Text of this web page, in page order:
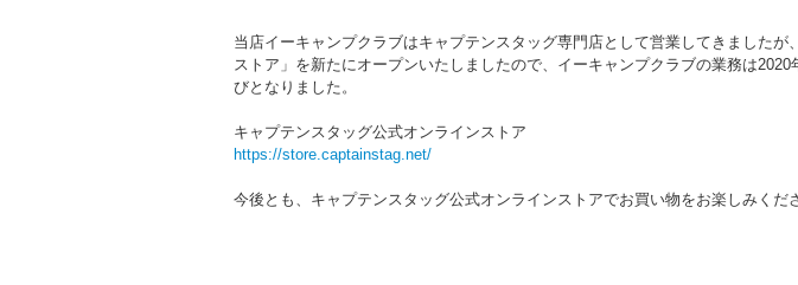
当店イーキャンプクラブはキャプテンスタッグ専門店として営業してきました
ストア」を新たにオープンいたしましたので、イーキャンプクラブの業務は
びとなりました。
キャプテンスタッグ公式オンラインストア
https://store.captainstag.net/
今後とも、キャプテンスタッグ公式オンラインストアでお買い物をお楽しみくだ